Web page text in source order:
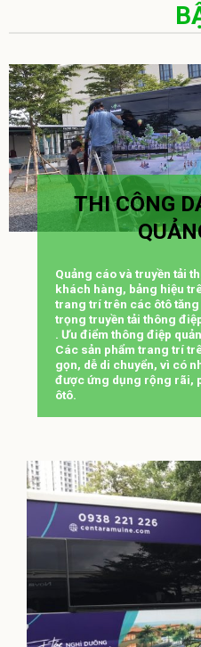
THI CÔNG
Quảng cáo và truyền tải
khách hàng, bảng hiệu
trang trí trên các ôtô
trọng truyền tải thông
. Ưu điểm thông điệp
Các sản phẩm trang trí
gọn, dễ di chuyển, vì có
được ứng dụng rộng rãi,
ôtô.